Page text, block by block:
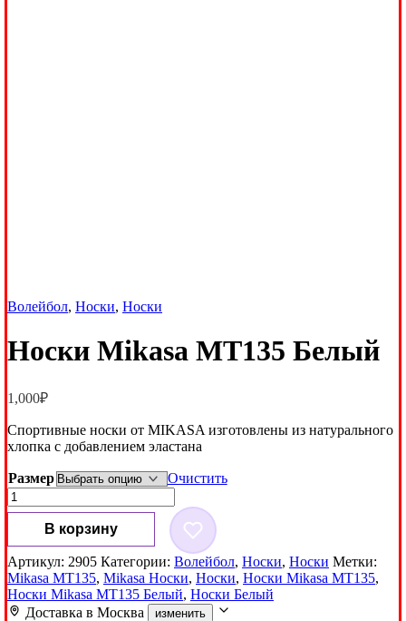
Волейбол, Носки, Носки
Носки Mikasa MT135 Белый
1,000₽
Спортивные носки от MIKASA изготовлены из натурального
хлопка с добавлением эластана
Размер
Очистить
Количество
товара
Носки
Mikasa
MT135
Белый
В корзину
Артикул: 2905 Категории: Волейбол, Носки, Носки Метки:
Mikasa MT135, Mikasa Носки, Носки, Носки Mikasa MT135,
Носки Mikasa MT135 Белый, Носки Белый
Доставка в Москва изменить